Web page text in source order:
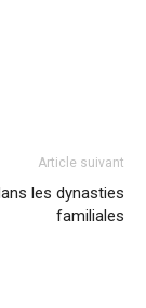
Article suivant
les dynasties
familiales